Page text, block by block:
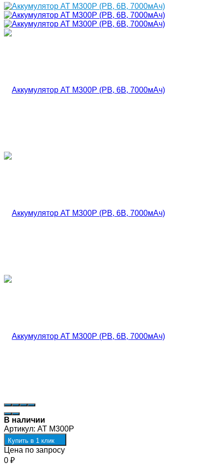
В наличии
Артикул: AT M300P
Купить в 1 клик
Цена по запросу
0 ₽